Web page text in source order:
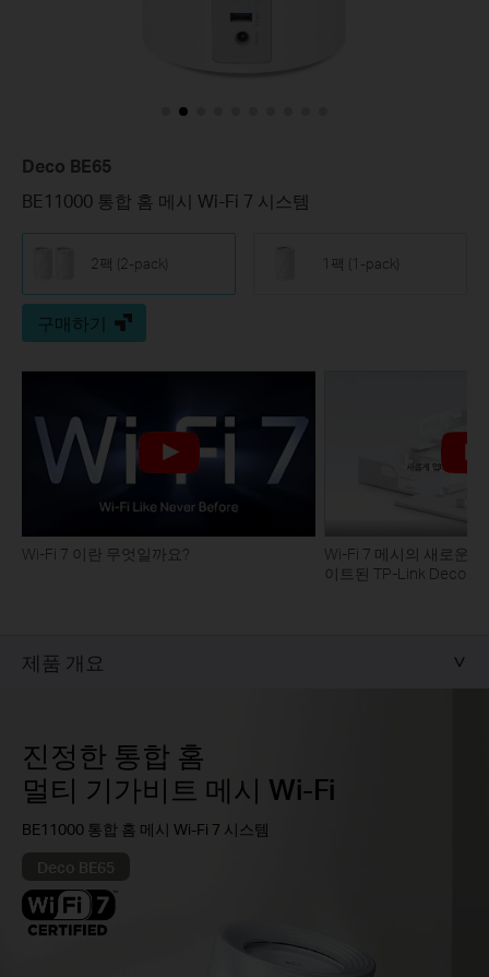
Deco BE65
BE11000 통합 홈 메시 Wi-Fi 7 시스템
2팩 (2-pack) 1팩 (1-pack)
구매하기
Wi-Fi 7 이란 무엇일까요?
Wi-Fi 7 메시의 새로운
이트된 TP-Link Deco
제품 개요
진정한 통합 홈
멀티 기가비트 메시 Wi-Fi
BE11000 통합 홈 메시 Wi-Fi 7 시스템
Deco BE65